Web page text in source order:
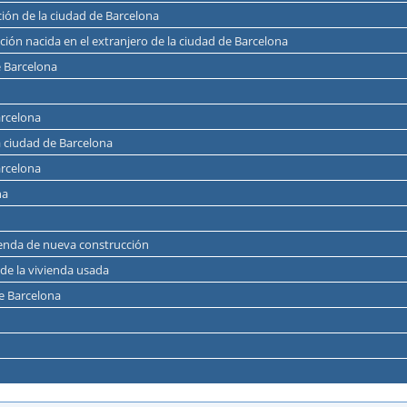
de la ciudad de Barcelona
nacida en el extranjero de la ciudad de Barcelona
Barcelona
ciudad de Barcelona
de nueva construcción
la vivienda usada
Barcelona